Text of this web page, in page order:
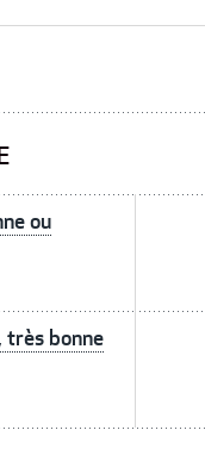
ou
très bonne